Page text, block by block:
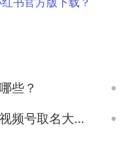
些？
大全最新2023？